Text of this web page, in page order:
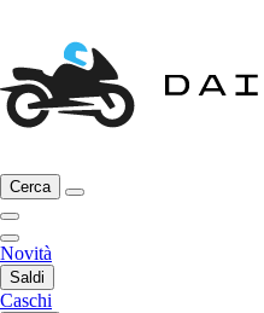
Cerca
Novità
Saldi
Caschi